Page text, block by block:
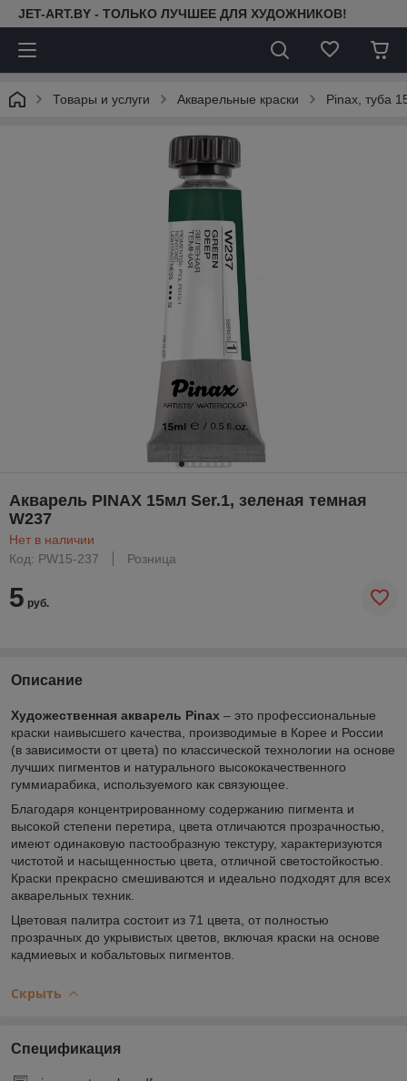
JET-ART.BY - ТОЛЬКО ЛУЧШЕЕ ДЛЯ ХУДОЖНИКОВ!
Товары и услуги Акварельные краски Pinax, туба
Акварель PINAX 15мл Ser.1, зеленая темная
W237
Нет в наличии
Код: PW15-237
Розница
5 руб.
Описание
Художественная акварель Pinax – это профессиональные
краски наивысшего качества, производимые в Корее и России
(в зависимости от цвета) по классической технологии на основе
лучших пигментов и натурального высококачественного
гуммиарабика, используемого как связующее.
Благодаря концентрированному содержанию пигмента и
высокой степени перетира, цвета отличаются прозрачностью,
имеют одинаковую пастообразную текстуру, характеризуются
чистотой и насыщенностью цвета, отличной светостойкостью.
Краски прекрасно смешиваются и идеально подходят для всех
акварельных техник.
Цветовая палитра состоит из 71 цвета, от полностью
прозрачных до укрывистых цветов, включая краски на основе
кадмиевых и кобальтовых пигментов.
Скрыть
Спецификация